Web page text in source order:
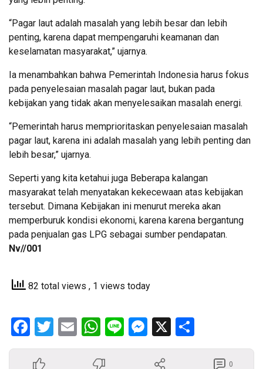
“Pagar laut adalah masalah yang lebih besar dan lebih
penting, karena dapat mempengaruhi keamanan dan
keselamatan masyarakat,” ujarnya.
Ia menambahkan bahwa Pemerintah Indonesia harus fokus
pada penyelesaian masalah pagar laut, bukan pada
kebijakan yang tidak akan menyelesaikan masalah energi.
“Pemerintah harus memprioritaskan penyelesaian masalah
pagar laut, karena ini adalah masalah yang lebih penting dan
lebih besar,” ujarnya.
Seperti yang kita ketahui juga Beberapa kalangan
masyarakat telah menyatakan kekecewaan atas kebijakan
tersebut. Dimana Kebijakan ini menurut mereka akan
memperburuk kondisi ekonomi, karena karena bergantung
pada penjualan gas LPG sebagai sumber pendapatan.
Nv//001
82 total views , 1 views today
Facebook
Twitter
EmailWhatsApp
LineMessenger
X
0